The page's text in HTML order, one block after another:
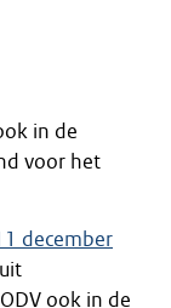
in de
voor het
december
ook in de